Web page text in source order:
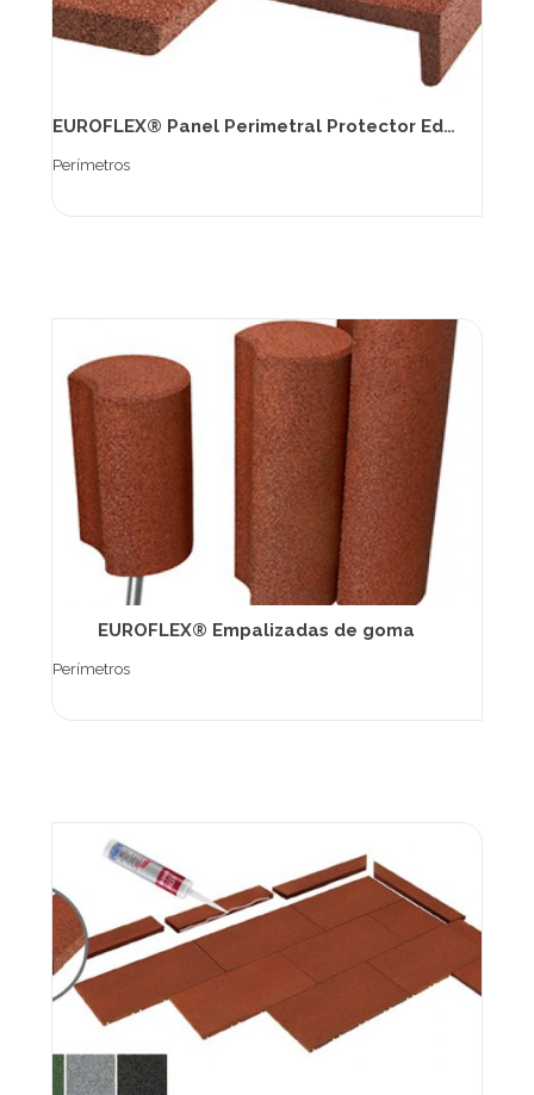
EUROFLEX® Panel Perimetral Protector Edge
Perímetros
EUROFLEX® Empalizadas de goma
Perímetros